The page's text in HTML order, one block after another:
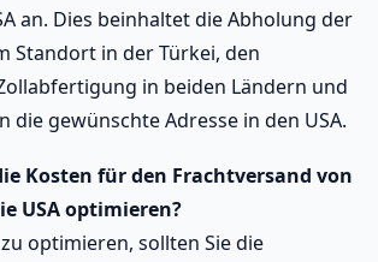
an. Dies beinhaltet die Abholung der
Standort in der Türkei, den
in beiden Ländern und
die gewünschte Adresse in den USA.
Kosten für den Frachtversand von
USA optimieren?
optimieren, sollten Sie die